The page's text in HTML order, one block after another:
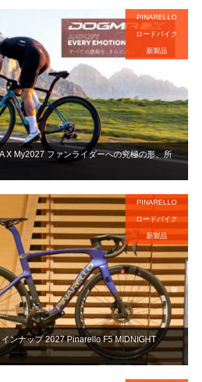
X My2027 ファンライダーへの究極の形、所
PINARELLO
ロードバイク
新製品
ンナップ 2027 Pinarello F5 MIDNIGHT
PINARELLO
ロードバイク
新製品